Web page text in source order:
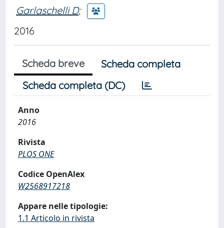
Garlaschelli D;
2016
Scheda breve
Scheda completa
Scheda completa (DC)
Anno
2016
Rivista
PLOS ONE
Codice OpenAlex
W2568917218
Appare nelle tipologie:
1.1 Articolo in rivista